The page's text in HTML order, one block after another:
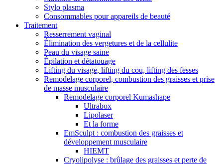
Stylo plasma
Consommables pour appareils de beauté
Traitement
Resserrement vaginal
Élimination des vergetures et de la cellulite
Peau du visage saine
Épilation et détatouage
Lifting du visage, lifting du cou, lifting des fesses
Remodelage corporel, combustion des graisses et prise
de masse musculaire
Remodelage corporel Kumashape
Ultrabox
Lipolaser
Et la forme
EmSculpt : combustion des graisses et
développement musculaire
HIEMT
Cryolipolyse : brûlage des graisses et perte de